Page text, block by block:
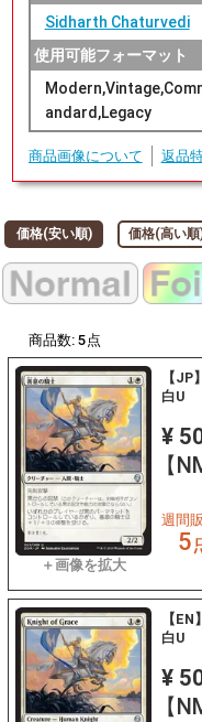
Sidharth Chaturvedi
使用可能フォーマット
andard,Legacy
商品画像について 返品
価格(安い順) 価格(高い順
商品数: 5 点
【
白U
¥
【
週間
5
【
白U
¥
【